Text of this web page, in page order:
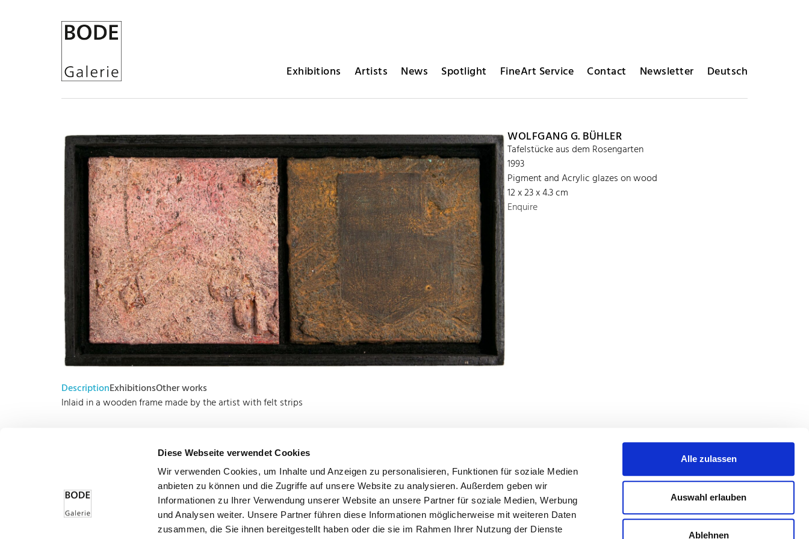
Diese Webseite verwendet Cookies
Wir verwenden Cookies, um Inhalte und Anzeigen zu personalisieren, Funktionen für soziale Medien
anbieten zu können und die Zugriffe auf unsere Website zu analysieren. Außerdem geben wir
Informationen zu Ihrer Verwendung unserer Website an unsere Partner für soziale Medien, Werbung
und Analysen weiter. Unsere Partner führen diese Informationen möglicherweise mit weiteren Daten
zusammen, die Sie ihnen bereitgestellt haben oder die sie im Rahmen Ihrer Nutzung der Dienste
Alle zulassen
Auswahl erlauben
Ablehnen
Exhibitions Artists News Spotlight FineArt Service Contact Newsletter Deutsch
WOLFGANG G. BÜHLER
Tafelstücke aus dem Rosengarten
1993
Pigment and Acrylic glazes on wood
12 x 23 x 4.3 cm
Enquire
DescriptionExhibitionsOther works
Inlaid in a wooden frame made by the artist with felt strips
Bode – Passion für Kunst Imprint Privacy